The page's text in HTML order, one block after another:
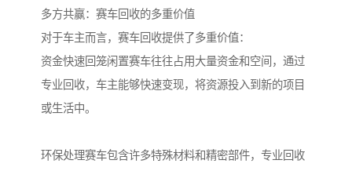
多方共赢：赛车回收的多重价值
对于车主而言，赛车回收提供了多重价值：
资金快速回笼闲置赛车往往占用大量资金和空间，通过
专业回收，车主能够快速变现，将资源投入到新的项目
或生活中。
环保处理赛车包含许多特殊材料和精密部件，专业回收